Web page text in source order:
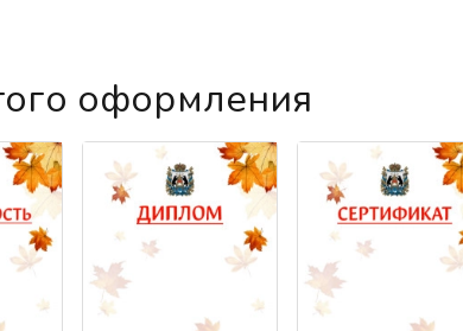
оформления